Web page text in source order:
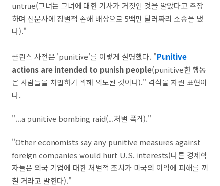
untrue(그녀는 그녀에 대한 기사가 거짓인 것을 알았다고 주장
하며 신문사에 징벌적 손해 배상으로 5백만 달러짜리 소송을 냈
다)."
콜린스 사전은 'punitive'를 이렇게 설명했다. "Punitive
actions are intended to punish people(punitive한 행동
은 사람들을 처벌하기 위해 의도된 것이다)." 격식을 차린 표현이
다.
"...a punitive bombing raid(...처벌 폭격)."
"Other economists say any punitive measures against
foreign companies would hurt U.S. interests(다른 경제학
자들은 외국 기업에 대한 처벌적 조치가 미국의 이익에 피해를 끼
칠 거라고 말한다)."